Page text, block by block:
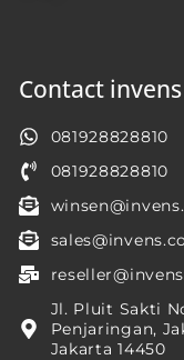
Contact invens
081928828810
081928828810
Jl. Pluit Sakti
Penjaringan,
Jakarta 14450